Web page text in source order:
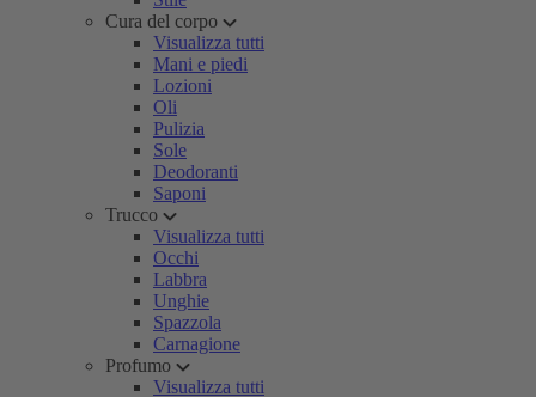
Cura del corpo
Visualizza tutti
Mani e piedi
Lozioni
Oli
Pulizia
Sole
Deodoranti
Saponi
Trucco
Visualizza tutti
Occhi
Labbra
Unghie
Spazzola
Carnagione
Profumo
Visualizza tutti